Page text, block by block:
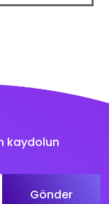
kaydolun
Gönder